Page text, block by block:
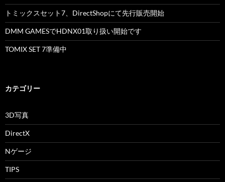
トミックスセット7、DirectShopにて先行販売開始
DMM GAMESでHDNX01取り扱い開始です
TOMIX SET 7準備中
カテゴリー
3D写真
DirectX
Nゲージ
TIPS